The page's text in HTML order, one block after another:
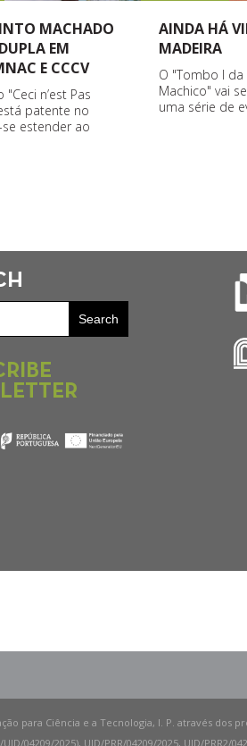
MACHADO
EM
E CCCV
n’est Pas
patente no
se estender ao
AINDA HÁ
MADEIRA
O "Tombo I da
Machico" vai
uma série de
para Ciência e a Tecnologia, I. P. através dos
04209/2025), UID/PRR/04209/2025, UID/PRR2/